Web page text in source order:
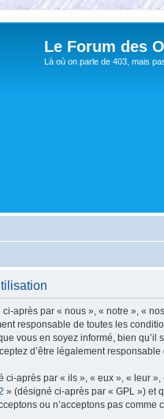
Le Forum des
Là où on parle de 403, mais
après par « nous », « notre », «
responsable de toutes les
vous en soyez informé, bien
d’être légalement
après par « ils », « eux », « leur
» (désigné ci-après par « GPL ») et
ou n’acceptons pas